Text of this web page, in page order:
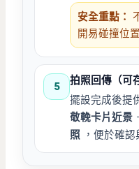
安全重點：
開易碰撞位
5
拍照回傳（可
擺設完成後提
敬輓卡片近景
照
，便於確認